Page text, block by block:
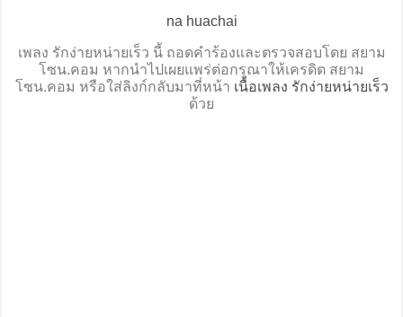
na huachai
เพลง รักง่ายหน่ายเร็ว นี้ ถอดคำร้องและตรวจสอบโดย สยาม
โซน.คอม หากนำไปเผยแพร่ต่อกรุณาให้เครดิต สยาม
โซน.คอม หรือใส่ลิงก์กลับมาที่หน้า เนื้อเพลง รักง่ายหน่ายเร็ว
ด้วย